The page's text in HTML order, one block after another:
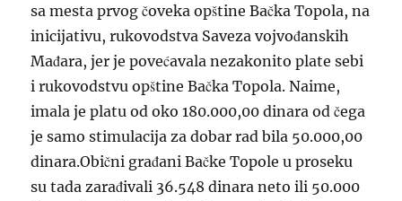
sa mesta prvog čoveka opštine Bačka Topola, na
inicijativu, rukovodstva Saveza vojvođanskih
Mađara, jer je povećavala nezakonito plate sebi
i rukovodstvu opštine Bačka Topola. Naime,
imala je platu od oko 180.000,00 dinara od čega
je samo stimulacija za dobar rad bila 50.000,00
dinara.Obični građani Bačke Topole u proseku
su tada zarađivali 36.548 dinara neto ili 50.000